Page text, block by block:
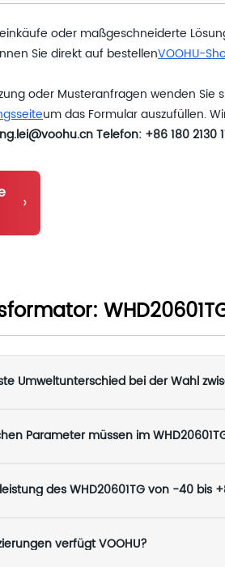
oder maßgeschneiderte
Sie direkt auf bestellenVOOHU-
oder Musteranfragen wenden Sie
um das Formular auszufüllen.
Telefon: +86 180 2130
›
Umweltunterschied bei der Wahl
Parameter müssen im
verfügt VOOHU?